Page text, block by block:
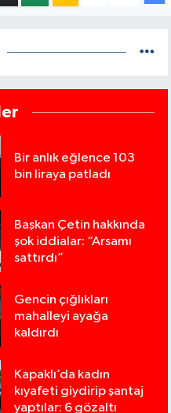
Bir anlık eğlence 103
bin liraya patladı
Başkan Çetin hakkında
şok iddialar: “Arsamı
sattırdı”
Gencin çığlıkları
mahalleyi ayağa
kaldırdı
Kapaklı’da kadın
kıyafeti giydirip şantaj
yaptılar: 6 gözaltı